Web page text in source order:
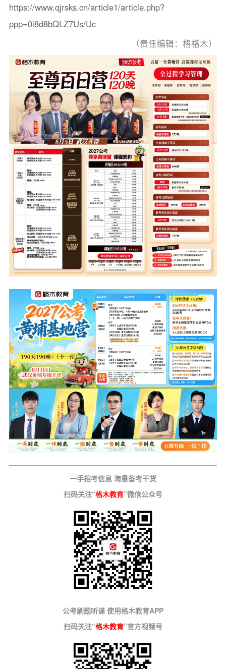
https://www.qjrsks.cn/article1/article.php?
ppp=0i8d8bQLZ7Us/Uc
（责任编辑：格格木）
一手招考信息 海量备考干货
扫码关注“格木教育”微信公众号
公考刷题听课 使用格木教育APP
扫码关注“格木教育”官方视频号